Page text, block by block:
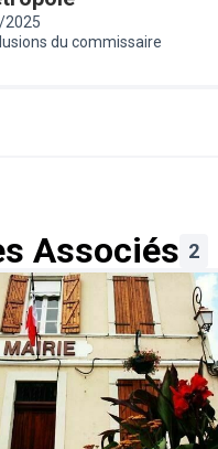
2025
du commissaire
Associés 2